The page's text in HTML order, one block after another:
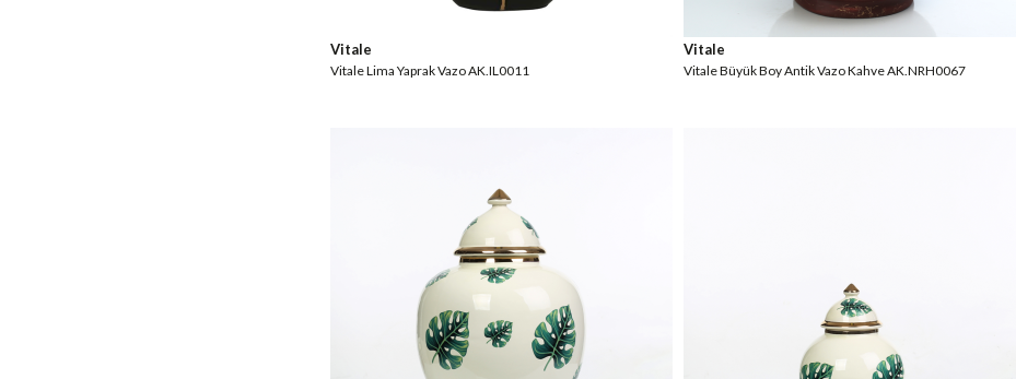
Vitale
Vitale Lima Yaprak Vazo AK.IL0011
Vitale
Vitale Büyük Boy Antik Vazo Kahve AK.NRH0067